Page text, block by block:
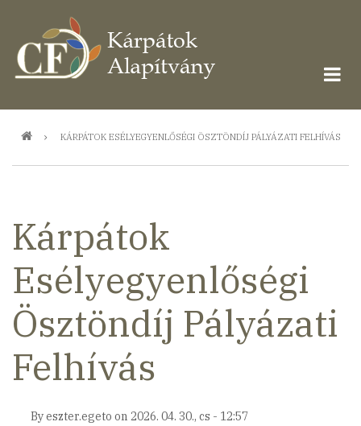
tartalomra
MorzsaKÁRPÁTOK ESÉLYEGYENLŐSÉGI ÖSZTÖNDÍJ PÁLYÁZATI FELHÍVÁS
Kárpátok
Esélyegyenlőségi
Ösztöndíj Pályázati
Felhívás
Byeszter.egeto on 2026. 04. 30., cs - 12:57